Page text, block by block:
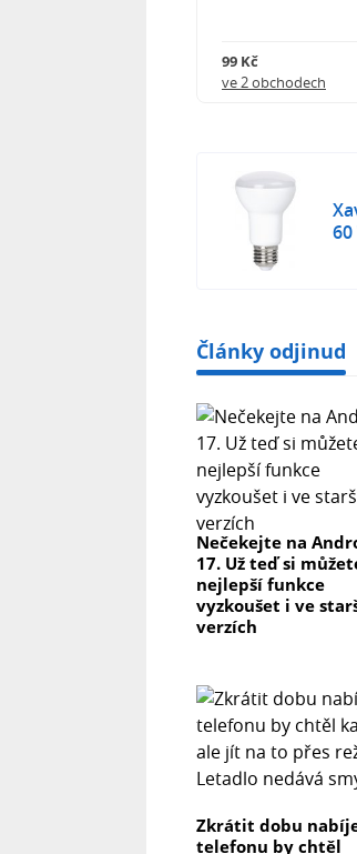
99 Kč
ve 2 obchodech
Články odjinud
Nečekejte na
17. Už teď si
nejlepší funkce
vyzkoušet i ve
verzích
Zkrátit dobu
telefonu by chtěl